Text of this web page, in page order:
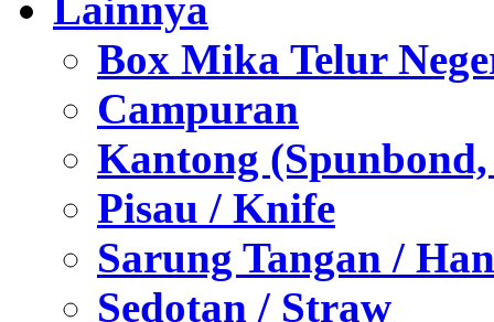
Lainnya
Box Mika Telur
Campuran
Kantong
Pisau / Knife
Sarung Tangan /
Sedotan / Straw